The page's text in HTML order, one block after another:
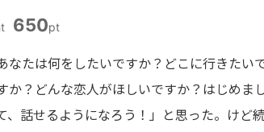
650pt
なたは何をしたいですか？どこに行きたい
？どんな恋人がほしいですか？はじめま
、話せるようになろう！」と思った。け